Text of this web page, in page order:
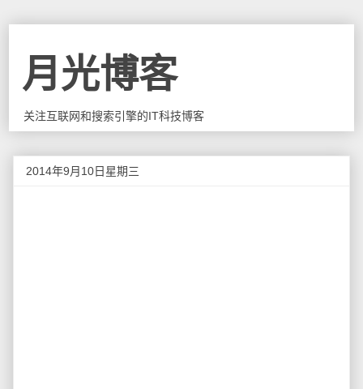
月光博客
关注互联网和搜索引擎的IT科技博客
2014年9月10日星期三